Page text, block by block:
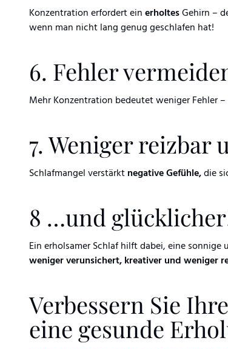
Konzentration erfordert einerholtesGehirn –
wenn man nicht lang genug geschlafen hat!
6. Fehler
Mehr Konzentration bedeutet weniger Fehler
7. Weniger
Schlafmangel verstärktnegative Gefühle,die
8 …und
Ein erholsamer Schlaf hilft dabei, eine
weniger verunsichert, kreativer und weniger
Verbessern Sie
eine gesunde